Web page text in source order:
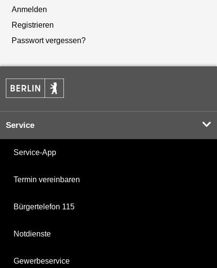
Anmelden
Registrieren
Passwort vergessen?
Service
Service-App
Termin vereinbaren
Bürgertelefon 115
Notdienste
Gewerbeservice